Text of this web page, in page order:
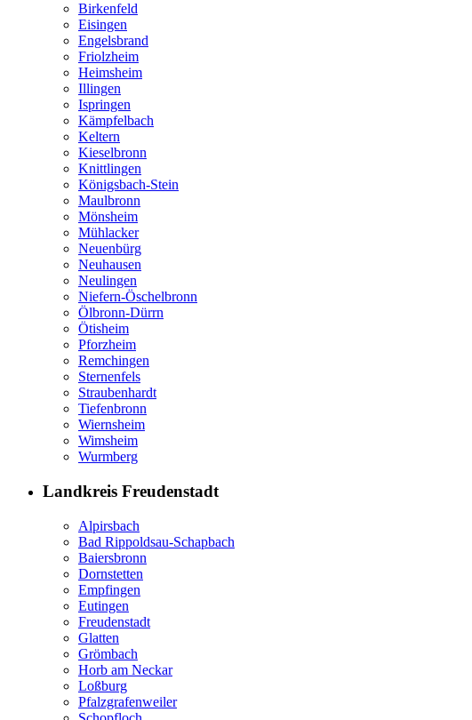
Birkenfeld
Eisingen
Engelsbrand
Friolzheim
Heimsheim
Illingen
Ispringen
Kämpfelbach
Keltern
Kieselbronn
Knittlingen
Königsbach-Stein
Maulbronn
Mönsheim
Mühlacker
Neuenbürg
Neuhausen
Neulingen
Niefern-Öschelbronn
Ölbronn-Dürrn
Ötisheim
Pforzheim
Remchingen
Sternenfels
Straubenhardt
Tiefenbronn
Wiernsheim
Wimsheim
Wurmberg
Landkreis Freudenstadt
Alpirsbach
Bad Rippoldsau-Schapbach
Baiersbronn
Dornstetten
Empfingen
Eutingen
Freudenstadt
Glatten
Grömbach
Horb am Neckar
Loßburg
Pfalzgrafenweiler